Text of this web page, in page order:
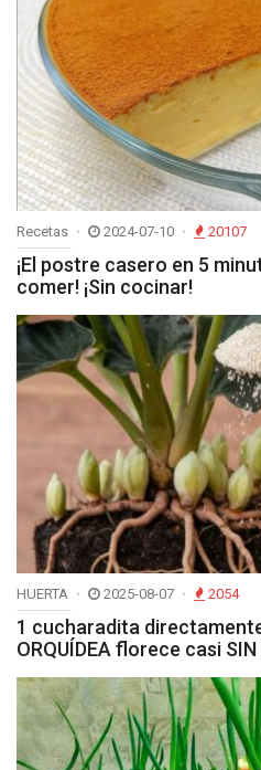
Recetas 2024-07-10 20107
¡El postre casero en 5
comer! ¡Sin cocinar!
HUERTA 2025-08-07 2054
1 cucharadita
ORQUÍDEA florece casi SIN